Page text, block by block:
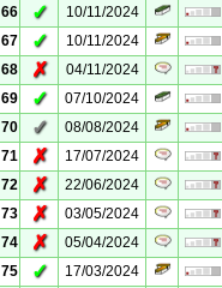
66
✓ 10/11/2024
67
✓ 10/11/2024
68
✗ 04/11/2024
69
✓ 07/10/2024
70
✓ 08/08/2024
71
✗ 17/07/2024
72
✗ 22/06/2024
73
✗ 03/05/2024
74
✗ 05/04/2024
75
✓ 17/03/2024